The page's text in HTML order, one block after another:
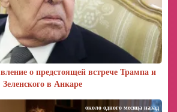
о предстоящей встрече Трампа и
Зеленского в Анкаре
около одного месяца назад